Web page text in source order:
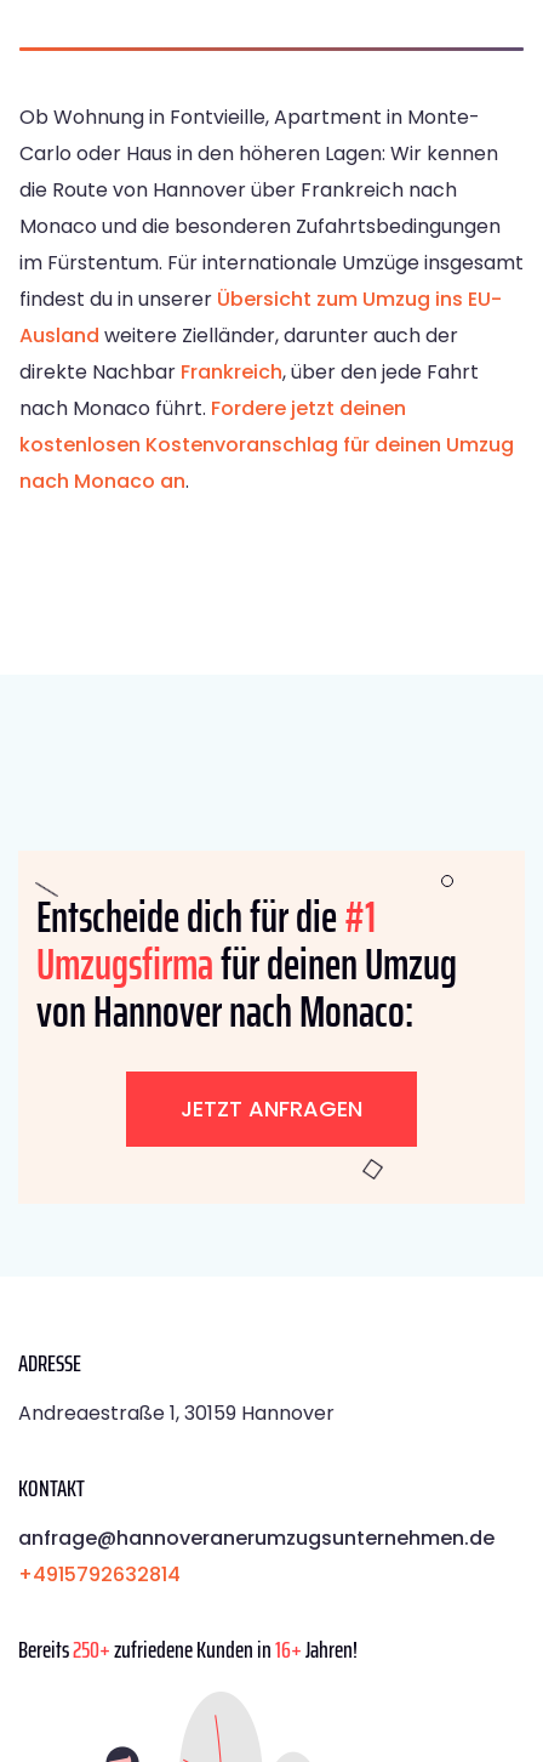
Ob Wohnung in Fontvieille, Apartment in Monte-
Carlo oder Haus in den höheren Lagen: Wir kennen
die Route von Hannover über Frankreich nach
Monaco und die besonderen Zufahrtsbedingungen
im Fürstentum. Für internationale Umzüge insgesamt
findest du in unserer Übersicht zum Umzug ins EU-
Ausland weitere Zielländer, darunter auch der
direkte Nachbar Frankreich, über den jede Fahrt
nach Monaco führt. Fordere jetzt deinen
kostenlosen Kostenvoranschlag für deinen Umzug
nach Monaco an.
Entscheide dich für die#1
Umzugsfirmafür deinen Umzug
von Hannover nach Monaco:
JETZT ANFRAGEN
ADRESSE
Andreaestraße 1, 30159 Hannover
KONTAKT
anfrage@hannoveranerumzugsunternehmen.de
+4915792632814
Bereits250+zufriedene Kunden in16+Jahren!